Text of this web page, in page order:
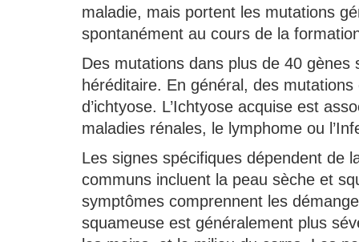
maladie, mais portent les mutations
spontanément au cours de la
Des mutations dans plus de 40 gènes
héréditaire. En général, des
d’ichtyose. L’Ichtyose acquise est
maladies rénales, le lymphome ou
Les signes spécifiques dépendent de
communs incluent la peau sèche et
symptômes comprennent les
squameuse est généralement plus